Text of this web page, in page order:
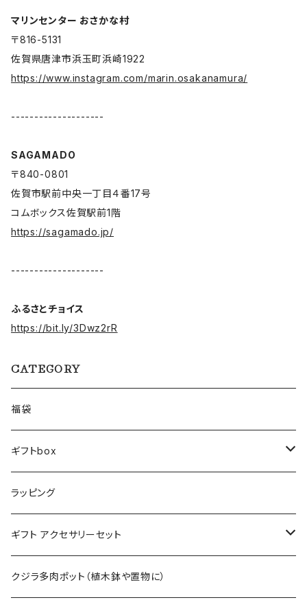
マリンセンター おさかな村
〒816-5131
佐賀県唐津市浜玉町浜崎1922
https://www.instagram.com/marin.osakanamura/
--------------------
SAGAMADO
〒840-0801
佐賀市駅前中央一丁目４番17号
コムボックス佐賀駅前1階
https://sagamado.jp/
--------------------
ふるさとチョイス
https://bit.ly/3Dwz2rR
CATEGORY
福袋
ギフトbox
Lサイズ
Mサイズ
Sサイズ
ラッピング
ギフト アクセサリーセット
flower
クジラ多肉ポット（植木鉢や置物に）